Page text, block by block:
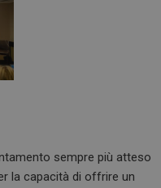
sempre più atteso
la capacità di offrire un